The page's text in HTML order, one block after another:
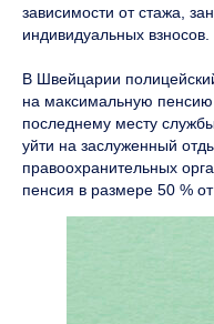
зависимости от стажа,
индивидуальных взносов.
В Швейцарии
на максимальную
последнему месту
уйти на заслуженный
правоохранительных
пенсия в размере 50 % от